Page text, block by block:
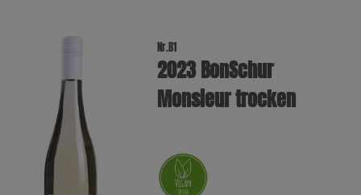
Nr.B1
2023 BonSchur
Monsieur trocken